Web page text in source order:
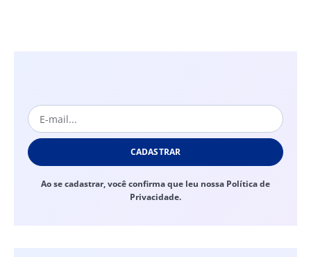
CADASTRAR
Ao se cadastrar, você confirma que leu nossa Política de
Privacidade.